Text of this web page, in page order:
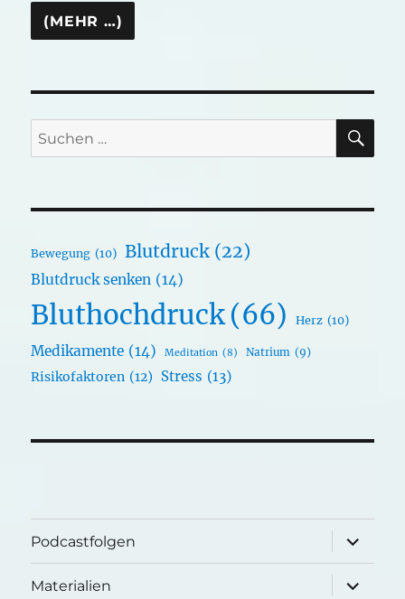
Suchen
nach:
Bewegung (10) Blutdruck (22)
Blutdruck senken (14)
Bluthochdruck(66) Herz (10)
Medikamente (14) Meditation (8) Natrium (9)
Risikofaktoren (12) Stress (13)
Podcastfolgen
öffnen
Materialien
öffnen